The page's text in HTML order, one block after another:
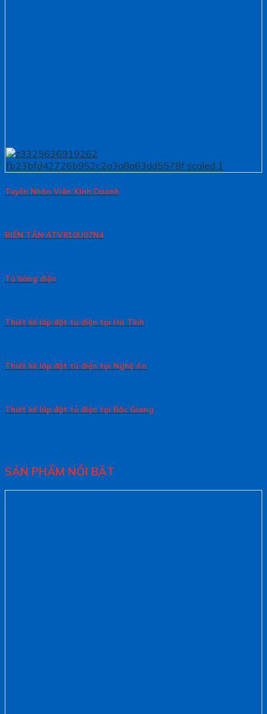
Tuyển Nhân Viên Kinh Doanh
BIẾN TẦN ATV610U07N4
Tủ bảng điện
Thiết kế lắp đặt tủ điện tại Hà Tĩnh
Thiết kế lắp đặt tủ điện tại Nghệ An
Thiết kế lắp đặt tủ điện tại Bắc Giang
SẢN PHẨM NỔI BẬT